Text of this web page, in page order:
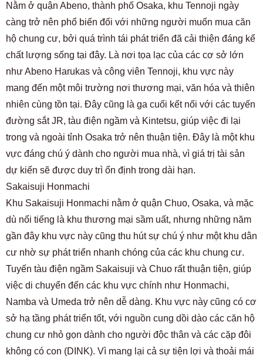
Nằm ở quận Abeno, thành phố Osaka, khu Tennoji ngày
càng trở nên phổ biến đối với những người muốn mua căn
hộ chung cư, bởi quá trình tái phát triển đã cải thiện đáng kể
chất lượng sống tại đây. Là nơi tọa lạc của các cơ sở lớn
như Abeno Harukas và công viên Tennoji, khu vực này
mang đến một môi trường nơi thương mại, văn hóa và thiên
nhiên cùng tồn tại. Đây cũng là ga cuối kết nối với các tuyến
đường sắt JR, tàu điện ngầm và Kintetsu, giúp việc đi lại
trong và ngoài tỉnh Osaka trở nên thuận tiện. Đây là một khu
vực đáng chú ý dành cho người mua nhà, vì giá trị tài sản
dự kiến ​​sẽ được duy trì ổn định trong dài hạn.
Sakaisuji Honmachi
Khu Sakaisuji Honmachi nằm ở quận Chuo, Osaka, và mặc
dù nổi tiếng là khu thương mại sầm uất, nhưng những năm
gần đây khu vực này cũng thu hút sự chú ý như một khu dân
cư nhờ sự phát triển nhanh chóng của các khu chung cư.
Tuyến tàu điện ngầm Sakaisuji và Chuo rất thuận tiện, giúp
việc di chuyển đến các khu vực chính như Honmachi,
Namba và Umeda trở nên dễ dàng. Khu vực này cũng có cơ
sở hạ tầng phát triển tốt, với nguồn cung dồi dào các căn hộ
chung cư nhỏ gọn dành cho người độc thân và các cặp đôi
không có con (DINK). Vì mang lại cả sự tiện lợi và thoải mái